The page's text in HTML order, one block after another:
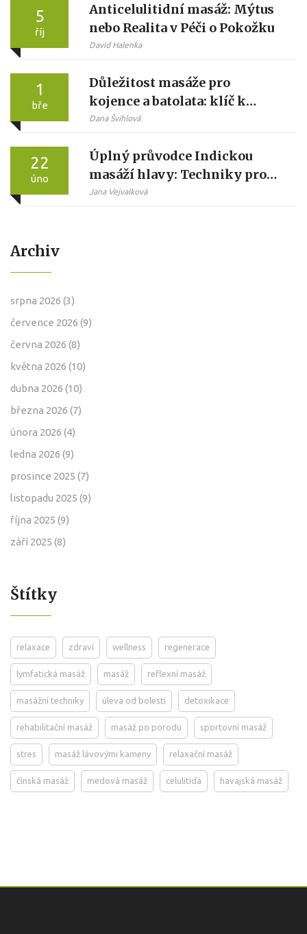
5
říj
Anticelulitidní masáž: Mýtus
nebo Realita v Péči o Pokožku
David Halenka
1
bře
Důležitost masáže pro
kojence a batolata: klíč k
zdraví a rozvoji
Dana Švihlová
22
úno
Úplný průvodce Indickou
masáží hlavy: Techniky pro
hlubokou relaxaci
Jana Vejvalková
Archiv
srpna 2026 (3)
července 2026 (9)
června 2026 (8)
května 2026 (10)
dubna 2026 (10)
března 2026 (7)
února 2026 (4)
ledna 2026 (9)
prosince 2025 (7)
listopadu 2025 (9)
října 2025 (9)
září 2025 (8)
Štítky
relaxace zdraví wellness regenerace
lymfatická masáž masáž reflexní masáž
masážní techniky úleva od bolesti detoxikace
rehabilitační masáž masáž po porodu sportovní masáž
stres masáž lávovými kameny relaxační masáž
čínská masáž medová masáž celulitida havajská masáž